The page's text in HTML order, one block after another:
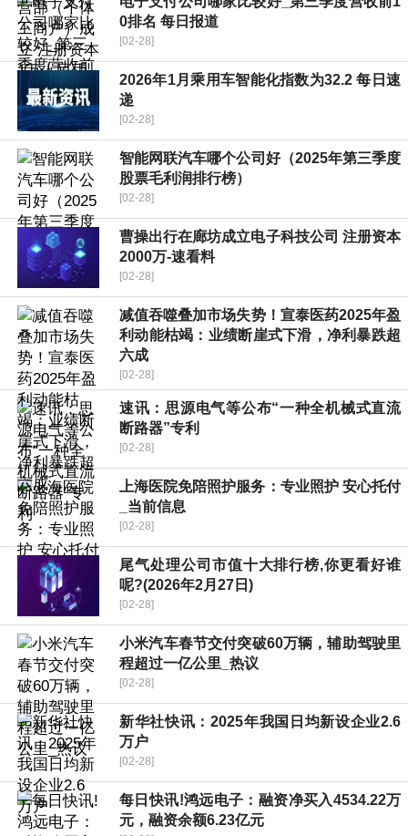
0排名 每日报道
[02-28]
2026年1月乘用车智能化指数为32.2 每日速
递
[02-28]
智能网联汽车哪个公司好（2025年第三季度
股票毛利润排行榜）
[02-28]
曹操出行在廊坊成立电子科技公司 注册资本
2000万-速看料
[02-28]
减值吞噬叠加市场失势！宣泰医药2025年盈
利动能枯竭：业绩断崖式下滑，净利暴跌超
六成
[02-28]
速讯：思源电气等公布“一种全机械式直流
断路器”专利
[02-28]
上海医院免陪照护服务：专业照护 安心托付
_当前信息
[02-28]
尾气处理公司市值十大排行榜,你更看好谁
呢?(2026年2月27日)
[02-28]
小米汽车春节交付突破60万辆，辅助驾驶里
程超过一亿公里_热议
[02-28]
新华社快讯：2025年我国日均新设企业2.6
万户
[02-28]
每日快讯!鸿远电子：融资净买入4534.22万
元，融资余额6.23亿元